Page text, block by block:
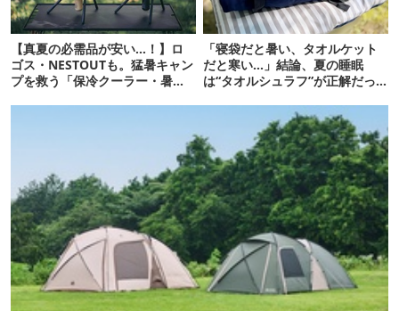
【真夏の必需品が安い…！】ロ
ゴス・NESTOUTも。猛暑キャン
プを救う「保冷クーラー・暑さ
「寝袋だと暑い、タオルケット
だと寒い…」結論、夏の睡眠
は“タオルシュラフ”が正解だっ